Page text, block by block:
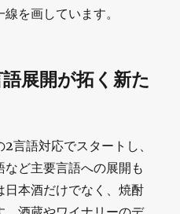
を画しています。
展開が拓く新た
言語対応でスタートし、
ど主要言語への展開も
本酒だけでなく、焼酎